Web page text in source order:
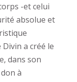
-et celui
absolue et
a créé le
dans son
à